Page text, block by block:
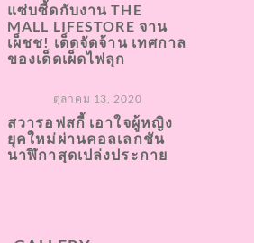
แซ่บซี้ดกับงาน THE
MALL LIFESTORE จาน
เผ็ชช! เด็ดจัดจ้าน เทศกาล
ของเด็ดเผ็ดไฟลุก
ตุลาคม 13, 2020
สวารอฟสกี้​ เอาใจผู้หญิง
ยุคใหม่ผ่านคอลเลกชัน
นาฬิกาสุดเปล่งประกาย